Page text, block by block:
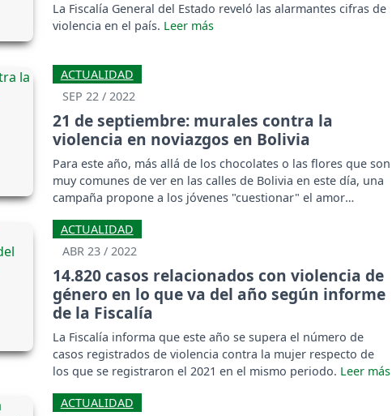
La Fiscalía General del Estado reveló las alarmantes cifras de
violencia en el país.
ACTUALIDAD
SEP 22 / 2022
21 de septiembre: murales contra la
violencia en noviazgos en Bolivia
Para este año, más allá de los chocolates o las flores que son
muy comunes de ver en las calles de Bolivia en este día, una
campaña propone a los jóvenes "cuestionar" el amor
ACTUALIDAD
ABR 23 / 2022
14.820 casos relacionados con violencia de
género en lo que va del año según informe
de la Fiscalía
La Fiscalía informa que este año se supera el número de
casos registrados de violencia contra la mujer respecto de
los que se registraron el 2021 en el mismo periodo.
ACTUALIDAD